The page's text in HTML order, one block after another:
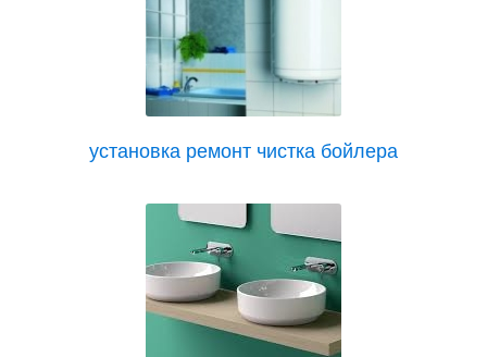
установка ремонт чистка бойлера